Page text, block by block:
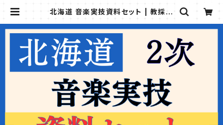
北海道 音楽実技資料セット | 教採図